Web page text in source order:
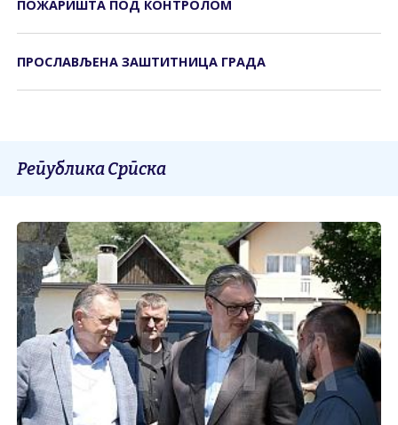
ПОЖАРИШТА ПОД КОНTРОЛОМ
ПРОСЛАВЉЕНА ЗАШТИТНИЦА ГРАДА
Република Српска